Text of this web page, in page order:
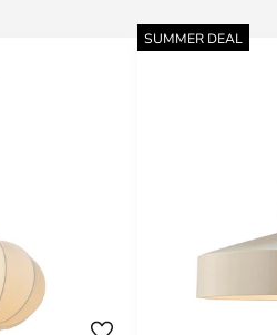
SUMMER DEAL